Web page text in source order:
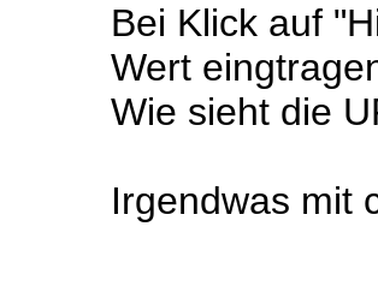
Bei Klick auf
Wert
Wie sieht die
Irgendwas mit